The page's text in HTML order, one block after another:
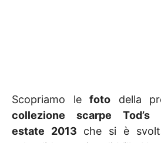
Scopriamo lefoto della
collezione
scarpe Tod’s
estate 2013 che si è